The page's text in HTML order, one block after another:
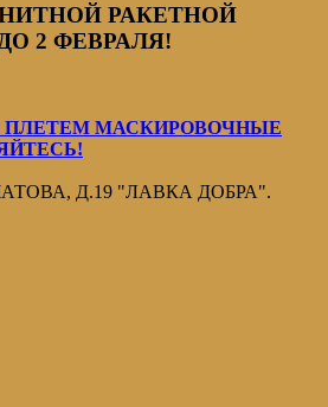
РАКЕТНОЙ
2 ФЕВРАЛЯ!
МАСКИРОВОЧНЫЕ
Д.19 "ЛАВКА ДОБРА".